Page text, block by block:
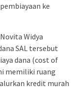
ke
Widya
SAL tersebut
dana (cost of
memiliki ruang
kredit murah